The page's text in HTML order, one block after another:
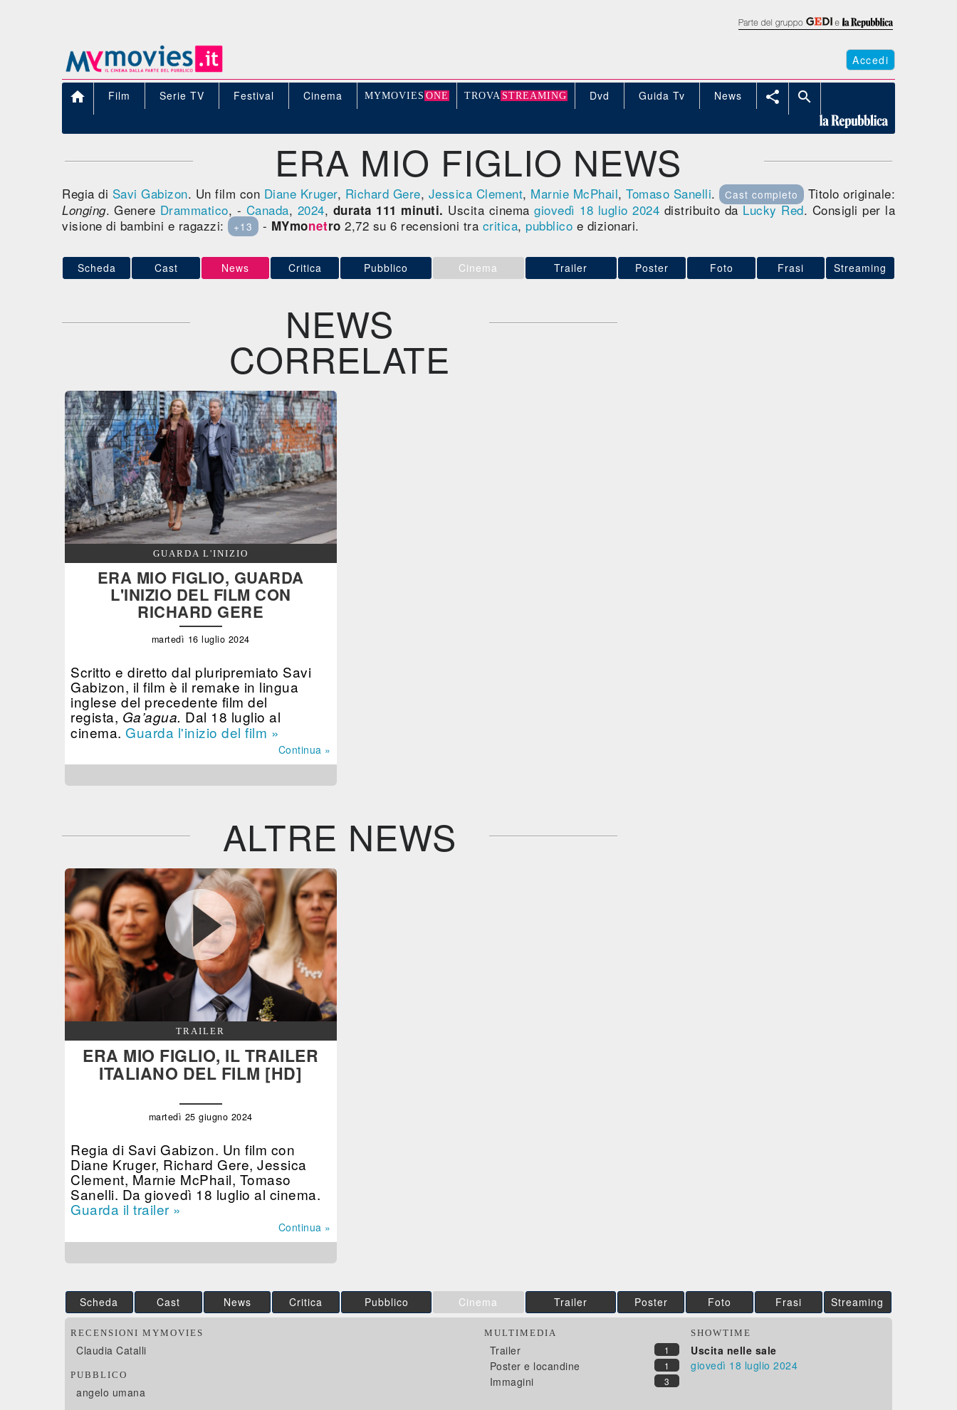
Accedi
 Film Serie TV Festival Cinema MYMOVIE S ONE TROVA STREAMING Dvd Guida Tv News  
ERA MIO FIGLIO NEWS
Regia di Savi Gabizon. Un film con Diane Kruger, Richard Gere, Jessica Clement, Marnie McPhail, Tomaso Sanelli. Cast completo Titolo originale:
Longing. Genere Drammatico, - Canada, 2024, durata 111 minuti. Uscita cinemagiovedì 18 luglio 2024 distribuito daLucky Red. Consigli per la
visione di bambini e ragazzi:
+13 - MYmonetro 2,72 su 6 recensioni tra critica, pubblico e dizionari.
Scheda Cast News Critica Pubblico Cinema Trailer Poster Foto Frasi Streaming
NEWS
CORRELATE
GUARDA L'INIZIO
ERA MIO FIGLIO, GUARDA
L'INIZIO DEL FILM CON
RICHARD GERE
martedì 16 luglio 2024
Scritto e diretto dal pluripremiato Savi
Gabizon, il film è il remake in lingua
inglese del precedente film del
regista, Ga’agua. Dal 18 luglio al
cinema. Guarda l'inizio del film »
Continua »
ALTRE NEWS
TRAILER
ERA MIO FIGLIO, IL TRAILER
ITALIANO DEL FILM [HD]
martedì 25 giugno 2024
Regia di Savi Gabizon. Un film con
Diane Kruger, Richard Gere, Jessica
Clement, Marnie McPhail, Tomaso
Sanelli. Da giovedì 18 luglio al cinema.
Guarda il trailer »
Continua »
Scheda Cast News Critica Pubblico Cinema Trailer Poster Foto Frasi Streaming
RECENSIONI MYMOVIES
Claudia Catalli
PUBBLICO
angelo umana
MULTIMEDIA
1
Trailer
1
Poster e locandine
3
Immagini
SHOWTIME
Uscita nelle sale
giovedì 18 luglio 2024